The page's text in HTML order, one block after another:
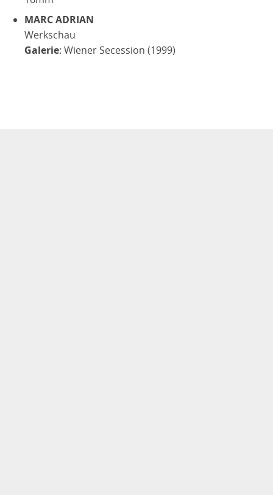
MARC ADRIAN
Werkschau
Galerie: Wiener Secession (1999)